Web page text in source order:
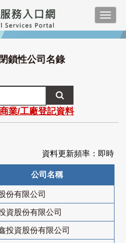
閉鎖性公司名錄
業/工廠登記資料
資料更新頻率：即時
公司名稱
份有限公司
資股份有限公司
投資股份有限公司